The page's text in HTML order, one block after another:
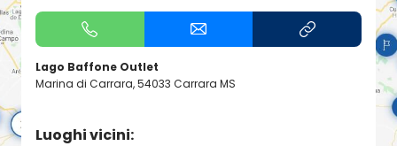
Lago Baffone Outlet
Marina di Carrara, 54033 Carrara MS
Luoghi vicini: